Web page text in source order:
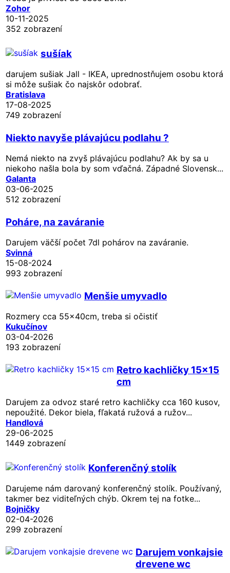
Zohor
10-11-2025
352 zobrazení
sušíak
darujem sušiak Jall - IKEA, uprednostňujem osobu ktorá
si môže sušiak čo najskôr odobrať.
Bratislava
17-08-2025
749 zobrazení
Niekto navyše plávajúcu podlahu ?
Nemá niekto na zvyš plávajúcu podlahu? Ak by sa u
niekoho našla bola by som vďačná. Západné Slovensk...
Galanta
03-06-2025
512 zobrazení
Poháre, na zaváranie
Darujem väčší počet 7dl pohárov na zaváranie.
Svinná
15-08-2024
993 zobrazení
Menšie umyvadlo
Rozmery cca 55x40cm, treba si očistiť
Kukučínov
03-04-2026
193 zobrazení
Retro kachličky 15x15
cm
Darujem za odvoz staré retro kachličky cca 160 kusov,
nepoužité. Dekor biela, fľakatá ružová a ružov...
Handlová
29-06-2025
1449 zobrazení
Konferenčný stolík
Darujeme nám darovaný konferenčný stolík. Používaný,
takmer bez viditeľných chýb. Okrem tej na fotke...
Bojničky
02-04-2026
299 zobrazení
Darujem vonkajsie
drevene wc